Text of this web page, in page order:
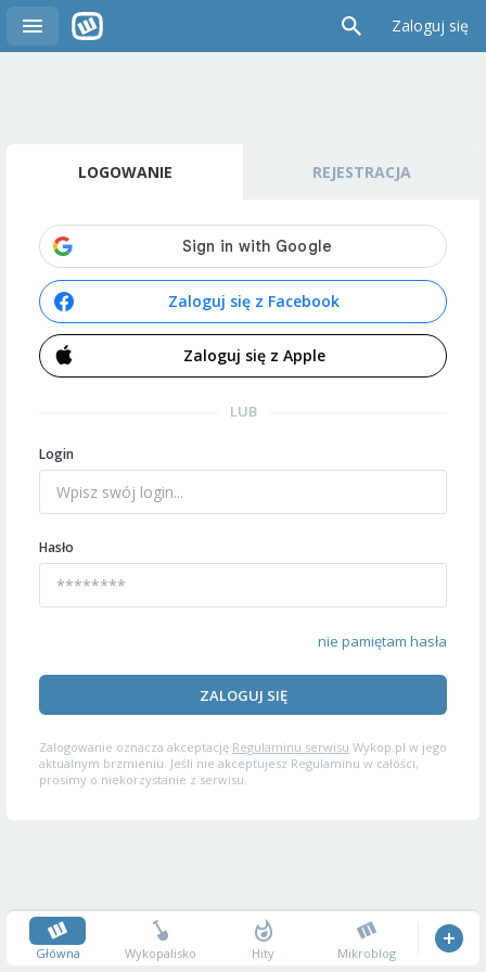
Zaloguj się
LOGOWANIE REJESTRACJA
Zaloguj się z Facebook
Zaloguj się z Apple
LUB
Login
Hasło
nie pamiętam hasła
ZALOGUJ SIĘ
Zalogowanie oznacza akceptację Regulaminu serwisu Wykop.pl w jego
aktualnym brzmieniu. Jeśli nie akceptujesz Regulaminu w całości,
prosimy o niekorzystanie z serwisu.
Główna Wykopalisko Hity Mikroblog